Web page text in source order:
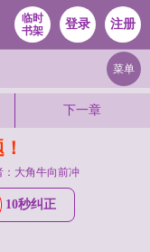
临时
书架
登录 注册
菜单
下一章
：大角牛向前冲
10秒纠正